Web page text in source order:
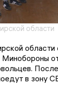
области
области
в зону